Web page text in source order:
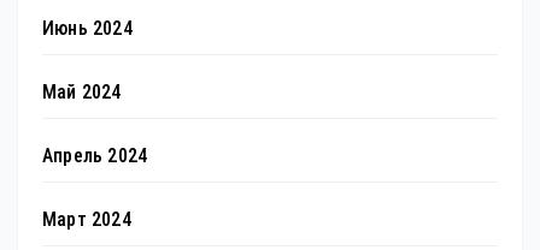
Июнь 2024
Май 2024
Апрель 2024
Март 2024